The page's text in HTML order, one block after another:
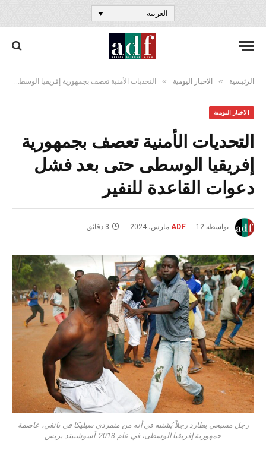
العربية
الرئيسية » الاخبار اليومية » التحديات الأمنية تعصف بجمهورية إفريقيا الوسطى حتى بعد فشل دعوات القاعدة للنفير
الاخبار اليومية
التحديات الأمنية تعصف بجمهورية
إفريقيا الوسطى حتى بعد فشل
دعوات القاعدة للنفير
بواسطة ADF 12 مارس، 2024 3 دقائق
رجل مسيحي يطارد رجلاً يُشتبه في أنه من متمردي سيليكا في بانغي، عاصمة
جمهورية إفريقيا الوسطى، في عام 2013. آسوشييتد بريس